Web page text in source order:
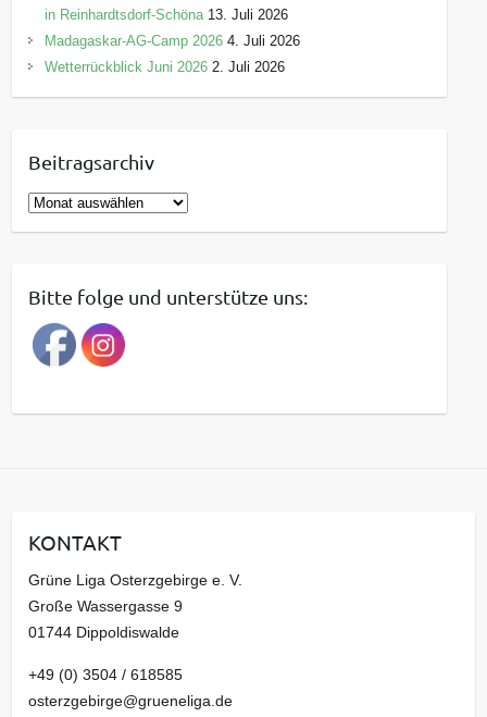
in Reinhardtsdorf-Schöna 13. Juli 2026
Madagaskar-AG-Camp 2026 4. Juli 2026
Wetterrückblick Juni 2026 2. Juli 2026
Beitragsarchiv
B
e
r
a
g
a
v
Bitte folge und unterstütze uns:
KONTAKT
Grüne Liga Osterzgebirge e. V.
Große Wassergasse 9
01744 Dippoldiswalde
+49 (0) 3504 / 618585
osterzgebirge@grueneliga.de